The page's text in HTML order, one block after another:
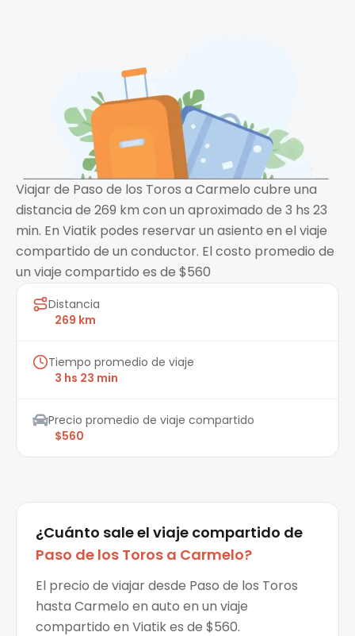
Viajar de Paso de los Toros a Carmelo cubre una
distancia de 269 km con un aproximado de 3 hs 23
min. En Viatik podes reservar un asiento en el viaje
compartido de un conductor. El costo promedio de
un viaje compartido es de $560
Distancia
269 km
Tiempo promedio de viaje
3 hs 23 min
Precio promedio de viaje compartido
$560
¿Cuánto sale el viaje compartido de
Paso de los Toros a Carmelo?
El precio de viajar desde Paso de los Toros
hasta Carmelo en auto en un viaje
compartido en Viatik es de $560.